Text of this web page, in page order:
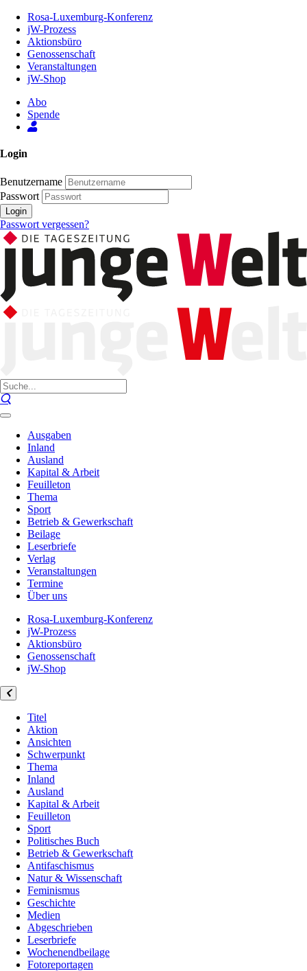
Inhalt
Seite
Rosa-Luxemburg-Konferenz
jW-Prozess
Aktionsbüro
Genossenschaft
Veranstaltungen
jW-Shop
Abo
Spende
Login
Benutzername
Passwort
Login
Passwort vergessen?
Ausgaben
Inland
Ausland
Kapital & Arbeit
Feuilleton
Thema
Sport
Betrieb & Gewerkschaft
Beilage
Leserbriefe
Verlag
Veranstaltungen
Termine
Über uns
Rosa-Luxemburg-Konferenz
jW-Prozess
Aktionsbüro
Genossenschaft
jW-Shop
Titel
Aktion
Ansichten
Schwerpunkt
Thema
Inland
Ausland
Kapital & Arbeit
Feuilleton
Sport
Politisches Buch
Betrieb & Gewerkschaft
Antifaschismus
Natur & Wissenschaft
Feminismus
Geschichte
Medien
Abgeschrieben
Leserbriefe
Wochenendbeilage
Fotoreportagen